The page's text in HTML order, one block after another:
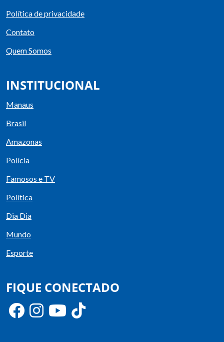
Política de privacidade
Contato
Quem Somos
INSTITUCIONAL
Manaus
Brasil
Amazonas
Polícia
Famosos e TV
Política
Dia Dia
Mundo
Esporte
FIQUE CONECTADO